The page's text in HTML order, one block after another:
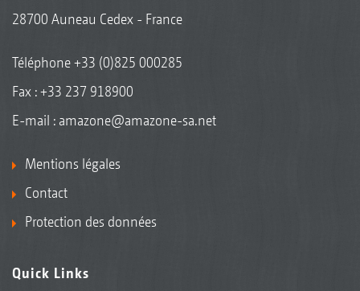
28700 Auneau Cedex - France
Téléphone+33 (0)825 000285
Fax : +33 237 918900
E-mail : amazone@amazone-sa.net
Mentions légales
Contact
Protection des données
Quick Links